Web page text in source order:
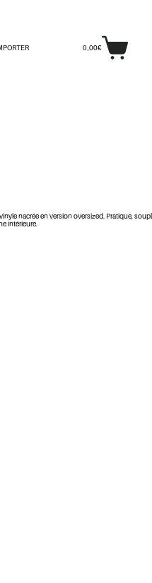
Panier
0,00€
nacrée en version oversized. Pratique,
intérieure.